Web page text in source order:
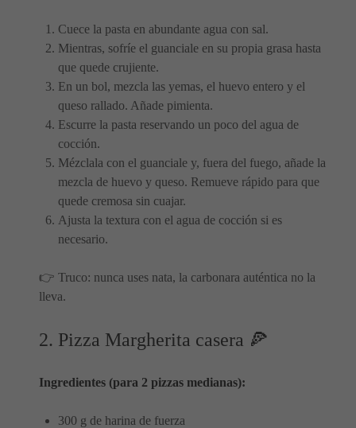
Cuece la pasta en abundante agua con sal.
Mientras, sofríe el guanciale en su propia grasa hasta
que quede crujiente.
En un bol, mezcla las yemas, el huevo entero y el
queso rallado. Añade pimienta.
Escurre la pasta reservando un poco del agua de
cocción.
Mézclala con el guanciale y, fuera del fuego, añade la
mezcla de huevo y queso. Remueve rápido para que
quede cremosa sin cuajar.
Ajusta la textura con el agua de cocción si es
necesario.
👉 Truco: nunca uses nata, la carbonara auténtica no la
lleva.
2. Pizza Margherita casera 🍕
Ingredientes (para 2 pizzas medianas):
300 g de harina de fuerza